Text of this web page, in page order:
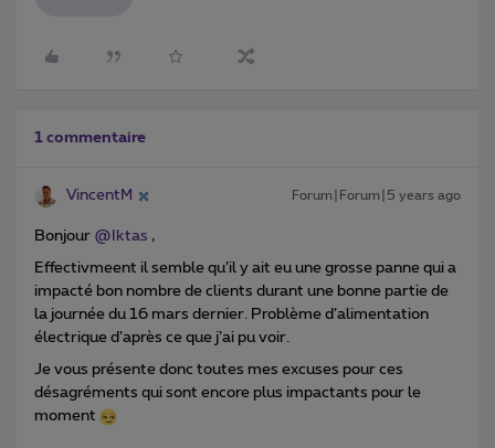
1 commentaire
VincentM Forum|Forum|5 years ago
Bonjour @Iktas ,
Effectivmeent il semble qu’il y ait eu une grosse panne qui a
impacté bon nombre de clients durant une bonne partie de
la journée du 16 mars dernier. Problème d’alimentation
électrique d’après ce que j’ai pu voir.
Je vous présente donc toutes mes excuses pour ces
désagréments qui sont encore plus impactants pour le
moment